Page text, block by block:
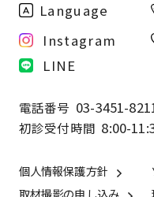
Language
Instagram
LINE
電話番号 03-3451-
初診受付時間 8:00-
個人情報保護方針
取材撮影の申し込み